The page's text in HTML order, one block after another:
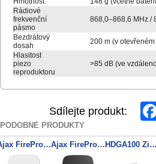
Rádiové
frekvenční
pásmo
868,0–868,6 MHz /
Bezdrátový
dosah
200 m (v
Hlasitost
piezo
reproduktoru
>85 dB (ve
Sdílejte produkt:
PODOBNÉ PRODUKTY
Ajax FireProtect 2 SB (Heat/Smoke) (8EU) white (49559) Ajax FireProtect 2 AC (Heat/Smoke) (8EU) ASP black (60833) HDGA100 Zigbee TUYA detektor CH4 metanu